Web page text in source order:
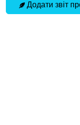
Додати звіт